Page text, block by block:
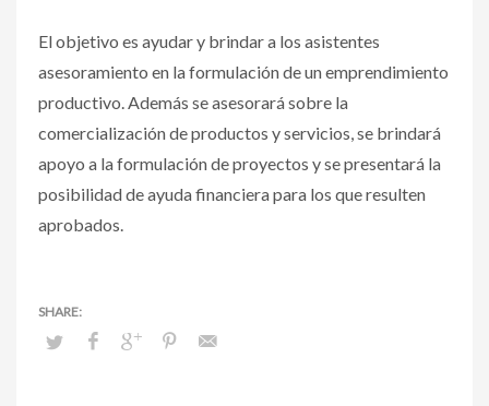
El objetivo es ayudar y brindar a los asistentes
asesoramiento en la formulación de un emprendimiento
productivo. Además se asesorará sobre la
comercialización de productos y servicios, se brindará
apoyo a la formulación de proyectos y se presentará la
posibilidad de ayuda financiera para los que resulten
aprobados.